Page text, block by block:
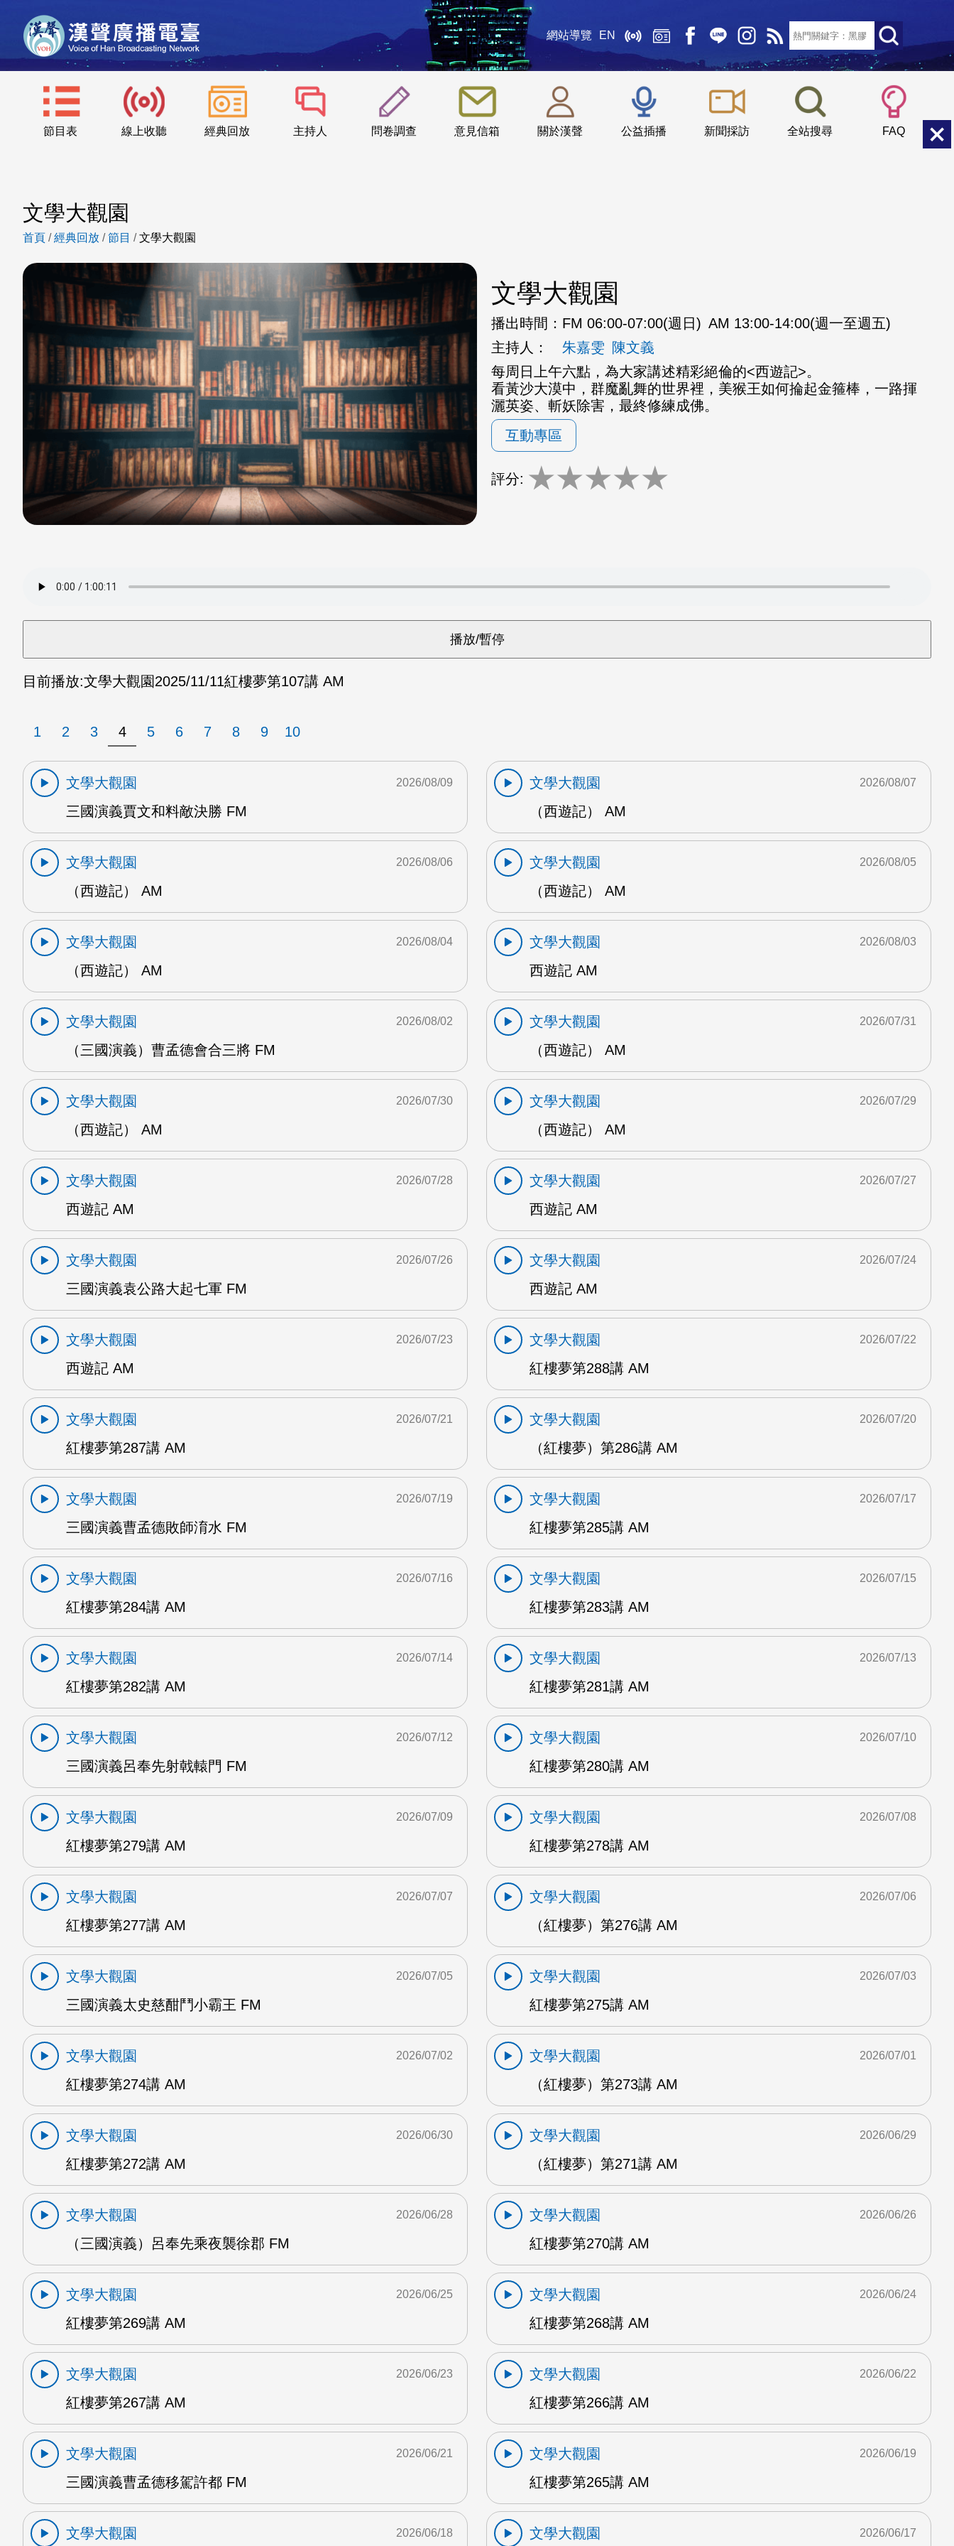
網站導覽 EN
節目表 線上收聽 經典回放 主持人 問卷調查 意見信箱 關於漢聲 公益插播 新聞採訪 全站搜尋 FAQ
::: 小 中
文學大觀園
首頁 /經典回放 /節目 /文學大觀園
文學大觀園
播出時間： FM 06:00-07:00(週日) AM 13:00-14:00(週一至週五)
主持人：
朱嘉雯 陳文義
每周日上午六點，為大家講述精彩絕倫的<西遊記>。
看黃沙大漠中，群魔亂舞的世界裡，美猴王如何掄起金箍棒，一路揮
灑英姿、斬妖除害，最終修練成佛。
互動專區
評分: ★★★★★
目前播放:文學大觀園2025/11/11紅樓夢第107講 AM
1 2 3 4 5 6 7 8 9 10
文學大觀園
三國演義賈文和料敵決勝 FM
2026/08/09
文學大觀園
（西遊記） AM
2026/08/07
文學大觀園
（西遊記） AM
2026/08/06
文學大觀園
（西遊記） AM
2026/08/05
文學大觀園
（西遊記） AM
2026/08/04
文學大觀園
西遊記 AM
2026/08/03
文學大觀園
（三國演義）曹孟德會合三將 FM
2026/08/02
文學大觀園
（西遊記） AM
2026/07/31
文學大觀園
（西遊記） AM
2026/07/30
文學大觀園
（西遊記） AM
2026/07/29
文學大觀園
西遊記 AM
2026/07/28
文學大觀園
西遊記 AM
2026/07/27
文學大觀園
三國演義袁公路大起七軍 FM
2026/07/26
文學大觀園
西遊記 AM
2026/07/24
文學大觀園
西遊記 AM
2026/07/23
文學大觀園
紅樓夢第288講 AM
2026/07/22
文學大觀園
紅樓夢第287講 AM
2026/07/21
文學大觀園
（紅樓夢）第286講 AM
2026/07/20
文學大觀園
三國演義曹孟德敗師淯水 FM
2026/07/19
文學大觀園
紅樓夢第285講 AM
2026/07/17
文學大觀園
紅樓夢第284講 AM
2026/07/16
文學大觀園
紅樓夢第283講 AM
2026/07/15
文學大觀園
紅樓夢第282講 AM
2026/07/14
文學大觀園
紅樓夢第281講 AM
2026/07/13
文學大觀園
三國演義呂奉先射戟轅門 FM
2026/07/12
文學大觀園
紅樓夢第280講 AM
2026/07/10
文學大觀園
紅樓夢第279講 AM
2026/07/09
文學大觀園
紅樓夢第278講 AM
2026/07/08
文學大觀園
紅樓夢第277講 AM
2026/07/07
文學大觀園
（紅樓夢）第276講 AM
2026/07/06
文學大觀園
三國演義太史慈酣鬥小霸王 FM
2026/07/05
文學大觀園
紅樓夢第275講 AM
2026/07/03
文學大觀園
紅樓夢第274講 AM
2026/07/02
文學大觀園
（紅樓夢）第273講 AM
2026/07/01
文學大觀園
紅樓夢第272講 AM
2026/06/30
文學大觀園
（紅樓夢）第271講 AM
2026/06/29
文學大觀園
（三國演義）呂奉先乘夜襲徐郡 FM
2026/06/28
文學大觀園
紅樓夢第270講 AM
2026/06/26
文學大觀園
紅樓夢第269講 AM
2026/06/25
文學大觀園
紅樓夢第268講 AM
2026/06/24
文學大觀園
紅樓夢第267講 AM
2026/06/23
文學大觀園
紅樓夢第266講 AM
2026/06/22
文學大觀園
三國演義曹孟德移駕許都 FM
2026/06/21
文學大觀園
紅樓夢第265講 AM
2026/06/19
文學大觀園 2026/06/18 文學大觀園 2026/06/17